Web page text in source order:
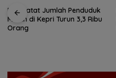
BPS Catat Jumlah Penduduk
Miskin di Kepri Turun 3,3 Ribu
Orang